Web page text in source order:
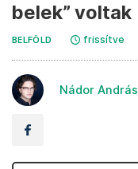
belek” voltak
BELFÖLD frissítve
Nádor András